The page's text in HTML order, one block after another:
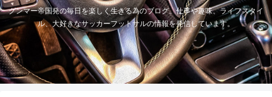
グンマー帝国発の毎日を楽しく生きる為のブログ。仕事や趣味、ライフスタイ
ル、大好きなサッカーフットサルの情報を発信しています。